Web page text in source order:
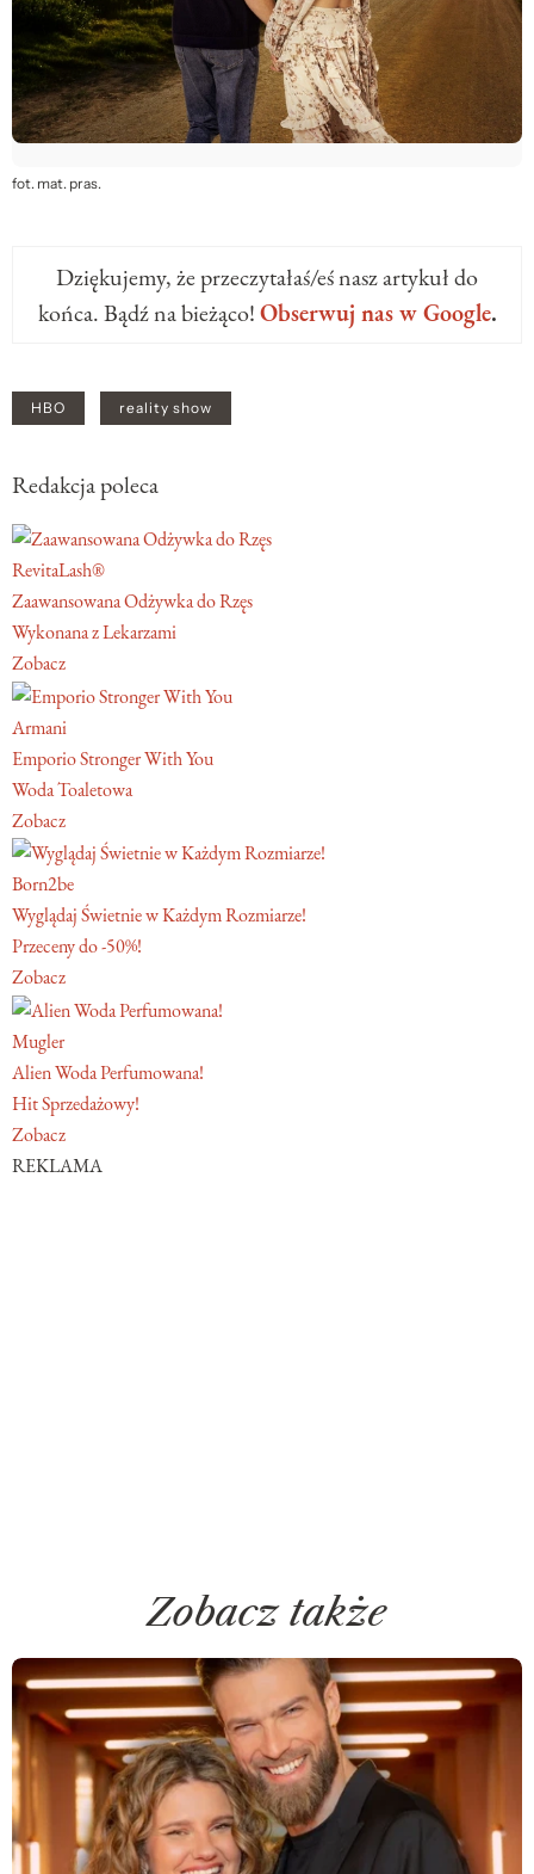
fot. mat. pras.
Dziękujemy, że przeczytałaś/eś nasz artykuł do
końca. Bądź na bieżąco!Obserwuj nas w Google.
HBO reality show
Redakcja poleca
RevitaLash®
Zaawansowana Odżywka do Rzęs
Wykonana z Lekarzami
Zobacz
Armani
Emporio Stronger With You
Woda Toaletowa
Zobacz
Born2be
Wyglądaj Świetnie w Każdym Rozmiarze!
Przeceny do -50%!
Zobacz
Mugler
Alien Woda Perfumowana!
Hit Sprzedażowy!
Zobacz
REKLAMA
Zobacz także